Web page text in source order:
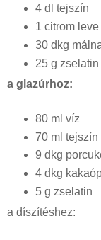
4 dl tejszín
1 citrom
30 dkg
25 g zselatin
a glazúrhoz:
80 ml víz
70 ml tejszín
9 dkg
4 dkg
5 g zselatin
a díszítéshez: